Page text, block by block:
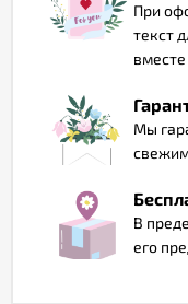
При
текст
Мы
В
его